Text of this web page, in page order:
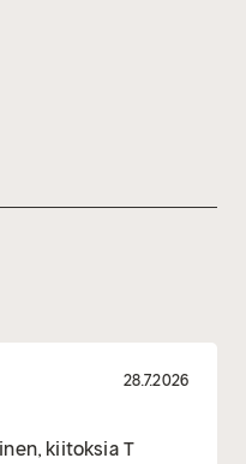
28.7.2026
kiitoksia T